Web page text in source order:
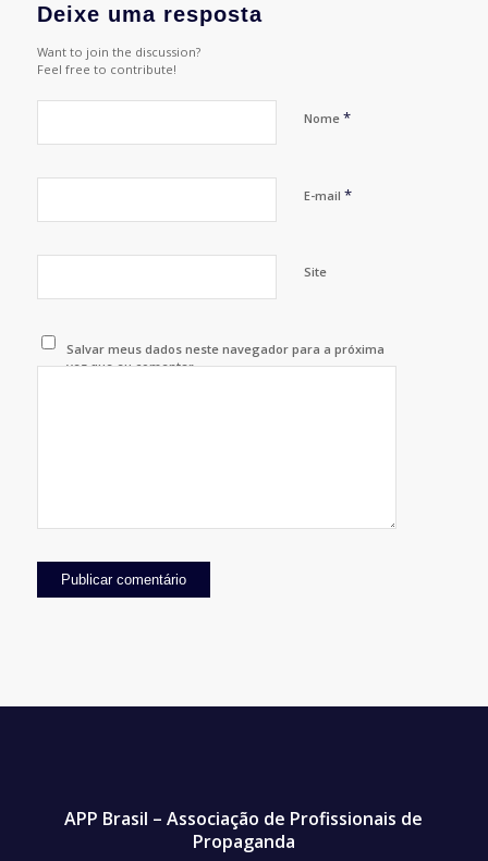
Deixe uma resposta
Want to join the discussion?
Feel free to contribute!
Nome *
E-mail *
Site
Salvar meus dados neste navegador para a próxima
vez que eu comentar.
APP Brasil – Associação de Profissionais de
Propaganda